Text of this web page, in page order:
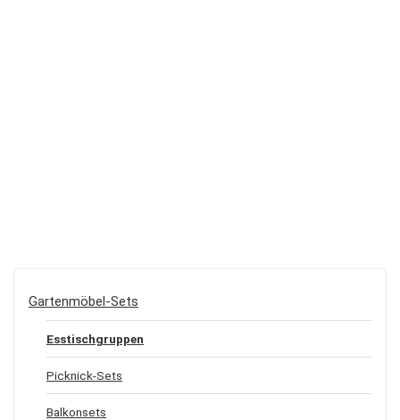
Gartenmöbel-Sets
Esstischgruppen
Picknick-Sets
Balkonsets